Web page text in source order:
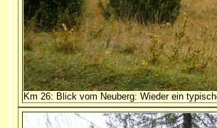
Km 26: Blick vom Neuberg: Wieder ein